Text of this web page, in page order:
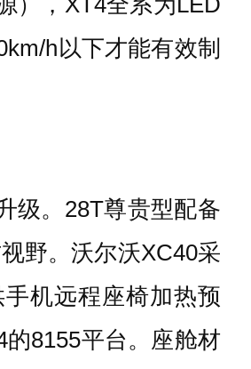
h以下才能有效制
级。28T尊贵型配备
野。沃尔沃XC40采
机远程座椅加热预
8155平台。座舱材